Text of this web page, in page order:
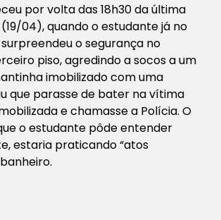
por volta das 18h30 da última
04), quando o estudante já no
o segurança no
piso, agredindo a socos a um
imobilizado com uma
que parasse de bater na vítima
e chamasse a Polícia. O
o estudante pôde entender
estaria praticando “atos